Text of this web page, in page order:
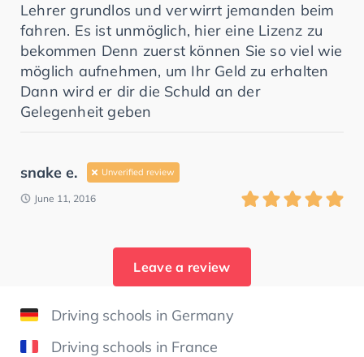
Lehrer grundlos und verwirrt jemanden beim
fahren. Es ist unmöglich, hier eine Lizenz zu
bekommen Denn zuerst können Sie so viel wie
möglich aufnehmen, um Ihr Geld zu erhalten
Dann wird er dir die Schuld an der
Gelegenheit geben
snake e. Unverified review
June 11, 2016
Leave a review
Driving schools in Germany
Driving schools in France